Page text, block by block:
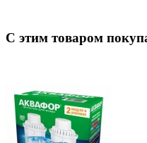
С этим товаром